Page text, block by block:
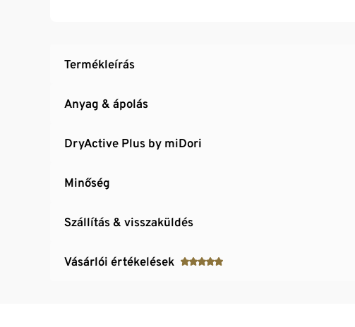
Termékleírás
Anyag & ápolás
DryActive Plus by miDori
Minőség
Szállítás & visszaküldés
Vásárlói értékelések